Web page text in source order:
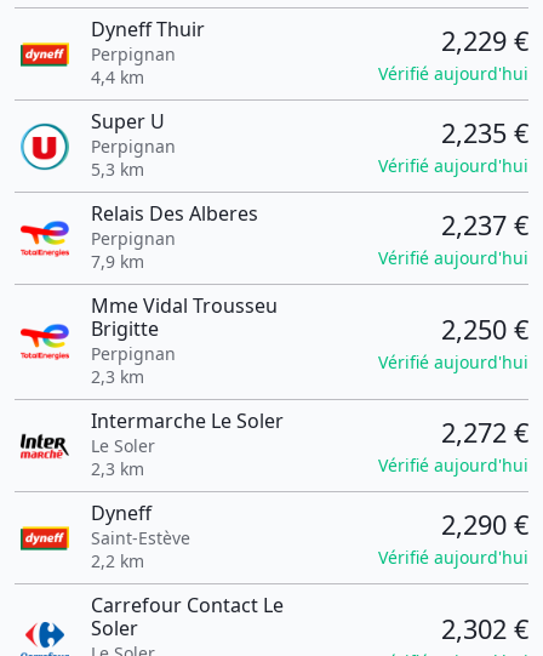
Dyneff Thuir
Perpignan
4,4 km
2,229 €
Vérifié aujourd'hui
Super U
Perpignan
5,3 km
2,235 €
Vérifié aujourd'hui
Relais Des Alberes
Perpignan
7,9 km
2,237 €
Vérifié aujourd'hui
Mme Vidal Trousseu
Brigitte
Perpignan
2,3 km
2,250 €
Vérifié aujourd'hui
Intermarche Le Soler
Le Soler
2,3 km
2,272 €
Vérifié aujourd'hui
Dyneff
Saint-Estève
2,2 km
2,290 €
Vérifié aujourd'hui
Carrefour Contact Le
Soler
2,302 €